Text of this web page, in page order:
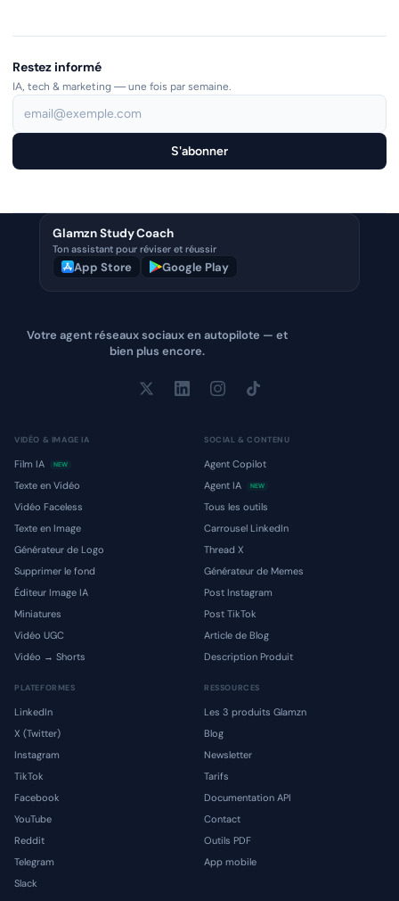
Restez informé
IA, tech & marketing — une fois par semaine.
S'abonner
Glamzn Study Coach
Ton assistant pour réviser et réussir
App Store Google Play
Votre agent réseaux sociaux en autopilote — et
bien plus encore.
VIDÉO & IMAGE IA
Film IA NEW
Texte en Vidéo
Vidéo Faceless
Texte en Image
Générateur de Logo
Supprimer le fond
Éditeur Image IA
Miniatures
Vidéo UGC
Vidéo → Shorts
SOCIAL & CONTENU
Agent Copilot
Agent IA
NEW
Tous les outils
Carrousel LinkedIn
Thread X
Générateur de Memes
Post Instagram
Post TikTok
Article de Blog
Description Produit
PLATEFORMES
LinkedIn
X (Twitter)
Instagram
TikTok
Facebook
YouTube
Reddit
Telegram
Slack
RESSOURCES
Les 3 produits Glamzn
Blog
Newsletter
Tarifs
Documentation API
Contact
Outils PDF
App mobile